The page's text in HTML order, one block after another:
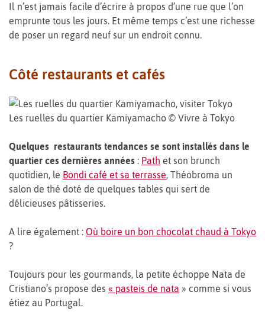
Il n’est jamais facile d’écrire à propos d’une rue que l’on
emprunte tous les jours. Et même temps c’est une richesse
de poser un regard neuf sur un endroit connu.
Côté restaurants et cafés
Les ruelles du quartier Kamiyamacho © Vivre à Tokyo
Quelques restaurants tendances se sont installés dans le
quartier ces dernières années : Path et son brunch
quotidien, le Bondi café et sa terrasse, Théobroma un
salon de thé doté de quelques tables qui sert de
délicieuses pâtisseries.
A lire également : Où boire un bon chocolat chaud à Tokyo
?
Toujours pour les gourmands, la petite échoppe Nata de
Cristiano’s propose des « pasteis de nata » comme si vous
étiez au Portugal.